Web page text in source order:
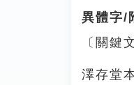
異體字/
〔關鍵
澤存堂